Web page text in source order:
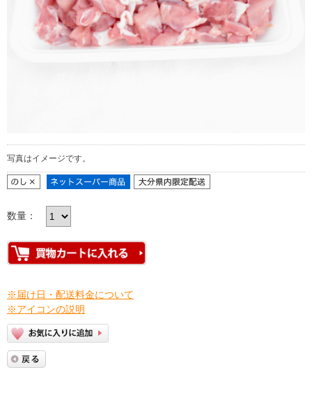
写真はイメージです。
数量：
※届け日・配送料金について
※アイコンの説明